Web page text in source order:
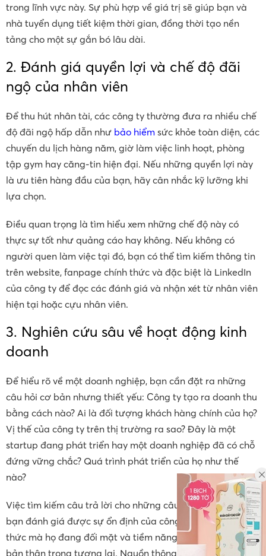
trong lĩnh vực này. Sự phù hợp về giá trị sẽ giúp bạn và
nhà tuyển dụng tiết kiệm thời gian, đồng thời tạo nền
tảng cho một sự gắn bó lâu dài.
2. Đánh giá quyền lợi và chế độ đãi
ngộ của nhân viên
Để thu hút nhân tài, các công ty thường đưa ra nhiều chế
độ đãi ngộ hấp dẫn như bảo hiểm sức khỏe toàn diện, các
chuyến du lịch hàng năm, giờ làm việc linh hoạt, phòng
tập gym hay căng-tin hiện đại. Nếu những quyền lợi này
là ưu tiên hàng đầu của bạn, hãy cân nhắc kỹ lưỡng khi
lựa chọn.
Điều quan trọng là tìm hiểu xem những chế độ này có
thực sự tốt như quảng cáo hay không. Nếu không có
người quen làm việc tại đó, bạn có thể tìm kiếm thông tin
trên website, fanpage chính thức và đặc biệt là LinkedIn
của công ty để đọc các đánh giá và nhận xét từ nhân viên
hiện tại hoặc cựu nhân viên.
3. Nghiên cứu sâu về hoạt động kinh
doanh
Để hiểu rõ về một doanh nghiệp, bạn cần đặt ra những
câu hỏi cơ bản nhưng thiết yếu: Công ty tạo ra doanh thu
bằng cách nào? Ai là đối tượng khách hàng chính của họ?
Vị thế của công ty trên thị trường ra sao? Đây là một
startup đang phát triển hay một doanh nghiệp đã có chỗ
đứng vững chắc? Quá trình phát triển của họ như thế
nào?
Việc tìm kiếm câu trả lời cho những câu hỏi này sẽ giúp
bạn đánh giá được sự ổn định của công ty, những thách
thức mà họ đang đối mặt và tiềm năng phát triển của
bản thân trong tương lai. Nguồn thông tin có thể bao